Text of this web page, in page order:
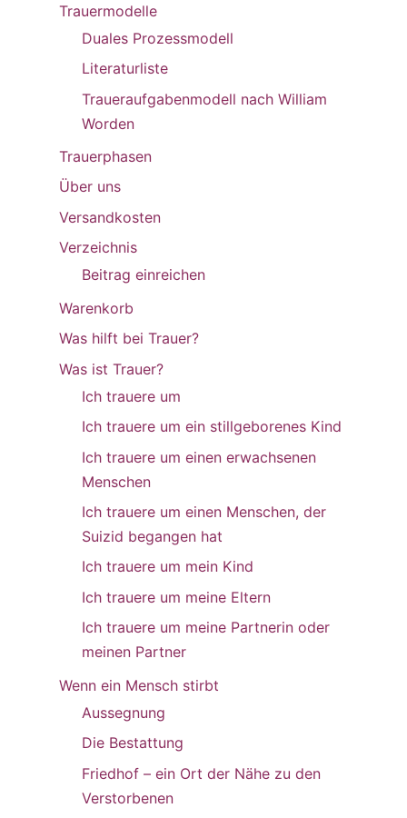
Trauermodelle
Duales Prozessmodell
Literaturliste
Traueraufgabenmodell nach William
Worden
Trauerphasen
Über uns
Versandkosten
Verzeichnis
Beitrag einreichen
Warenkorb
Was hilft bei Trauer?
Was ist Trauer?
Ich trauere um
Ich trauere um ein stillgeborenes Kind
Ich trauere um einen erwachsenen
Menschen
Ich trauere um einen Menschen, der
Suizid begangen hat
Ich trauere um mein Kind
Ich trauere um meine Eltern
Ich trauere um meine Partnerin oder
meinen Partner
Wenn ein Mensch stirbt
Aussegnung
Die Bestattung
Friedhof – ein Ort der Nähe zu den
Verstorbenen